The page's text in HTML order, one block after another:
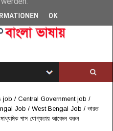
job / Central Government job /
Job / West Bengal Job / ভারত
মাধ্যমিক পাস যোগ্যতায় আবেদন করুন
OK